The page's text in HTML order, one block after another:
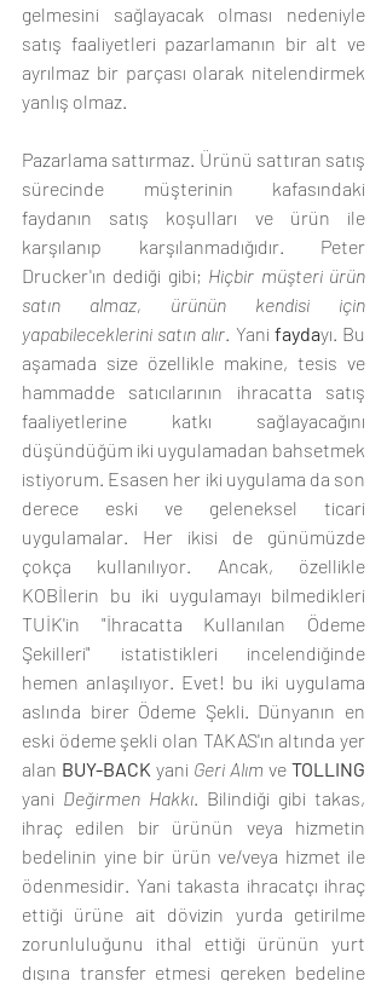
gelmesini sağlayacak olması nedeniyle
satış faaliyetleri pazarlamanın bir alt ve
ayrılmaz bir parçası olarak nitelendirmek
yanlış olmaz.
Pazarlama sattırmaz. Ürünü sattıran satış
sürecinde müşterinin kafasındaki
faydanın satış koşulları ve ürün ile
karşılanıp karşılanmadığıdır. Peter
Drucker'ın dediği gibi; Hiçbir müşteri ürün
satın almaz, ürünün kendisi için
yapabileceklerini satın alır. Yani faydayı. Bu
aşamada size özellikle makine, tesis ve
hammadde satıcılarının ihracatta satış
faaliyetlerine katkı sağlayacağını
düşündüğüm iki uygulamadan bahsetmek
istiyorum. Esasen her iki uygulama da son
derece eski ve geleneksel ticari
uygulamalar. Her ikisi de günümüzde
çokça kullanılıyor. Ancak, özellikle
KOBİlerin bu iki uygulamayı bilmedikleri
TUİK'in "İhracatta Kullanılan Ödeme
Şekilleri" istatistikleri incelendiğinde
hemen anlaşılıyor. Evet! bu iki uygulama
aslında birer Ödeme Şekli. Dünyanın en
eski ödeme şekli olan TAKAS'ın altında yer
alan BUY-BACK yani Geri Alım ve TOLLING
yani Değirmen Hakkı. Bilindiği gibi takas,
ihraç edilen bir ürünün veya hizmetin
bedelinin yine bir ürün ve/veya hizmet ile
ödenmesidir. Yani takasta ihracatçı ihraç
ettiği ürüne ait dövizin yurda getirilme
zorunluluğunu ithal ettiği ürünün yurt
dışına transfer etmesi gereken bedeline